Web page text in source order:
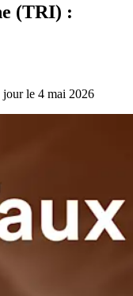
(TRI) :
jour le 4 mai 2026